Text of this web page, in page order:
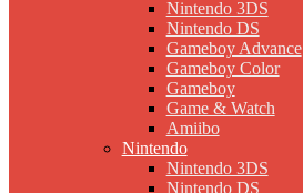
Nintendo 3DS
Nintendo DS
Gameboy Advance
Gameboy Color
Gameboy
Game & Watch
Amiibo
Nintendo
Nintendo 3DS
Nintendo DS